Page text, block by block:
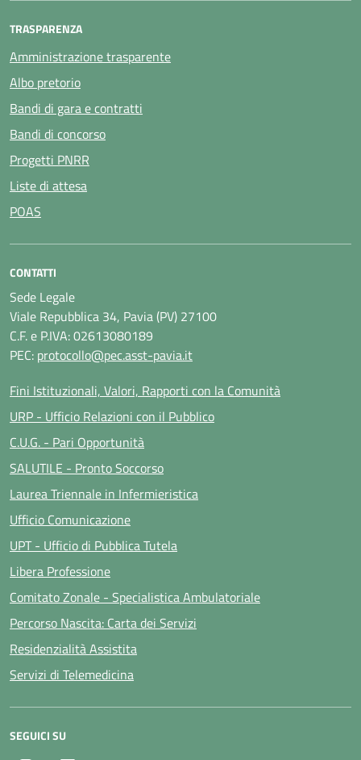
TRASPARENZA
Amministrazione trasparente
Albo pretorio
Bandi di gara e contratti
Bandi di concorso
Progetti PNRR
Liste di attesa
POAS
CONTATTI
Sede Legale
Viale Repubblica 34, Pavia (PV) 27100
C.F. e P.IVA: 02613080189
PEC: protocollo@pec.asst-pavia.it
Fini Istituzionali, Valori, Rapporti con la Comunità
URP - Ufficio Relazioni con il Pubblico
C.U.G. - Pari Opportunità
SALUTILE - Pronto Soccorso
Laurea Triennale in Infermieristica
Ufficio Comunicazione
UPT - Ufficio di Pubblica Tutela
Libera Professione
Comitato Zonale - Specialistica Ambulatoriale
Percorso Nascita: Carta dei Servizi
Residenzialità Assistita
Servizi di Telemedicina
SEGUICI SU